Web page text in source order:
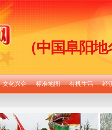
（中国阜阳地
文化兴企 标准地图 有机生活 经